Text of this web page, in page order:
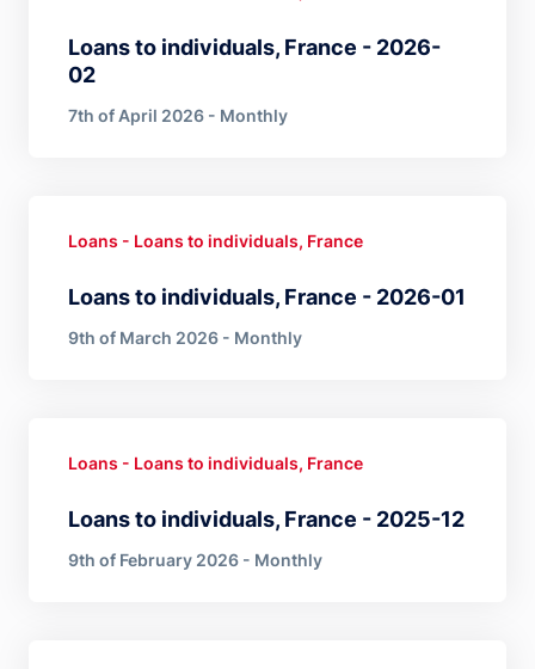
Loans to individuals, France - 2026-
02
7th of April 2026 - Monthly
Loans to individuals, France - 2026-01
Loans - Loans to individuals, France
9th of March 2026 - Monthly
Loans to individuals, France - 2025-12
Loans - Loans to individuals, France
9th of February 2026 - Monthly